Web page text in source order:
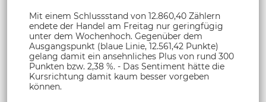
Mit einem Schlussstand von 12.860,40 Zählern
endete der Handel am Freitag nur geringfügig
unter dem Wochenhoch. Gegenüber dem
Ausgangspunkt (blaue Linie, 12.561,42 Punkte)
gelang damit ein ansehnliches Plus von rund 300
Punkten bzw. 2,38 %. - Das Sentiment hätte die
Kursrichtung damit kaum besser vorgeben
können.